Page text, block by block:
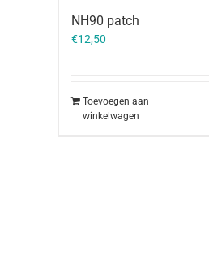
NH90 patch
€12,50
Toevoegen aan
winkelwagen